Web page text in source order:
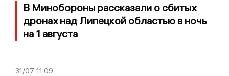
В Минобороны рассказали о сбитых
дронах над Липецкой областью в ночь
на 1 августа
31/07 11:09